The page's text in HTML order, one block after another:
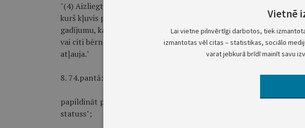
"(4) Aizliegts intervēt bērnu un izplatīt presē un citos plašsaziņas
kurš kļuvis par prettiesiskas darbības upuri, liecinieku vai izdarījis
gadījumu, kad bērns pats izsaka vēlēšanos pārdzīvoto izpaust
vai citi bērna likumiskie pārstāvji. Ja uzsākts kriminālprocess,
atļauja."
8. 74.pantā:
papildināt panta nosaukumu pēc vārda "Bēglis" ar vārdiem "un
statuss";
Vietnē
Lai vietne pilnvērtīgi darbotos, tiek
izmantotas vēl citas – statistikas, sociālo
varat jebkurā brīdī mainīt savu